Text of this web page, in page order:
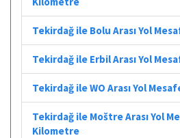
Tekirdağ ile Bolu Arası Yol
Tekirdağ ile Erbil Arası Yol
Tekirdağ ile WO Arası Yol
Tekirdağ ile Moštre Arası Yol
Kilometre